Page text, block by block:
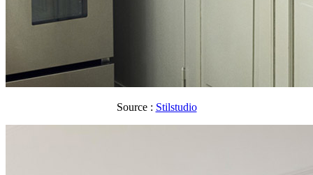
Source : Stilstudio